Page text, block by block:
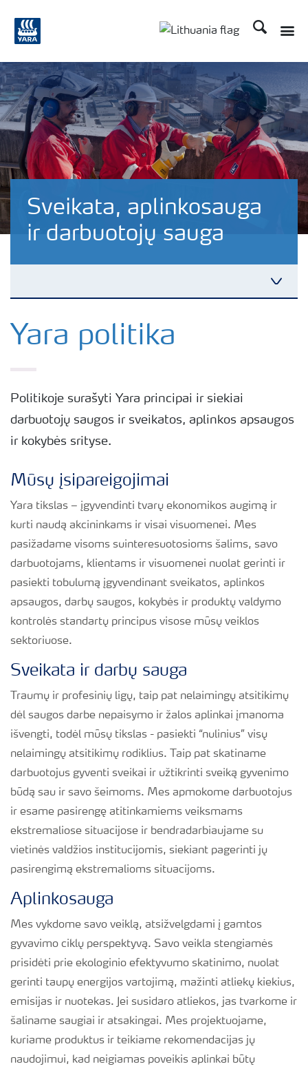
Ieškoti
Sveikata, aplinkosauga
ir darbuotojų sauga
Yara pasauliniu mastu
Karjera
Yara European Business Services
Parama Mamų Unijai
Yara politika
Politikoje surašyti Yara principai ir siekiai
darbuotojų saugos ir sveikatos, aplinkos apsaugos
ir kokybės srityse.
Mūsų įsipareigojimai
Yara tikslas – įgyvendinti tvarų ekonomikos augimą ir
kurti naudą akcininkams ir visai visuomenei. Mes
pasižadame visoms suinteresuotosioms šalims, savo
darbuotojams, klientams ir visuomenei nuolat gerinti ir
pasiekti tobulumą įgyvendinant sveikatos, aplinkos
apsaugos, darbų saugos, kokybės ir produktų valdymo
kontrolės standartų principus visose mūsų veiklos
sektoriuose.
Sveikata ir darbų sauga
Traumų ir profesinių ligų, taip pat nelaimingų atsitikimų
dėl saugos darbe nepaisymo ir žalos aplinkai įmanoma
išvengti, todėl mūsų tikslas - pasiekti “nulinius” visų
nelaimingų atsitikimų rodiklius. Taip pat skatiname
darbuotojus gyventi sveikai ir užtikrinti sveiką gyvenimo
būdą sau ir savo šeimoms. Mes apmokome darbuotojus
ir esame pasirengę atitinkamiems veiksmams
ekstremaliose situacijose ir bendradarbiaujame su
vietinės valdžios institucijomis, siekiant pagerinti jų
pasirengimą ekstremalioms situacijoms.
Aplinkosauga
Mes vykdome savo veiklą, atsižvelgdami į gamtos
gyvavimo ciklų perspektyvą. Savo veikla stengiamės
prisidėti prie ekologinio efektyvumo skatinimo, nuolat
gerinti taupų energijos vartojimą, mažinti atliekų kiekius,
emisijas ir nuotekas. Jei susidaro atliekos, jas tvarkome ir
šaliname saugiai ir atsakingai. Mes projektuojame,
kuriame produktus ir teikiame rekomendacijas jų
naudojimui, kad neigiamas poveikis aplinkai būtų